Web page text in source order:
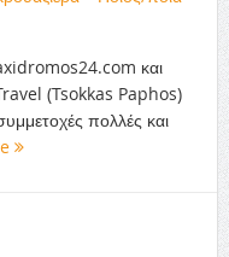
και
(Tsokkas Paphos)
πολλές και